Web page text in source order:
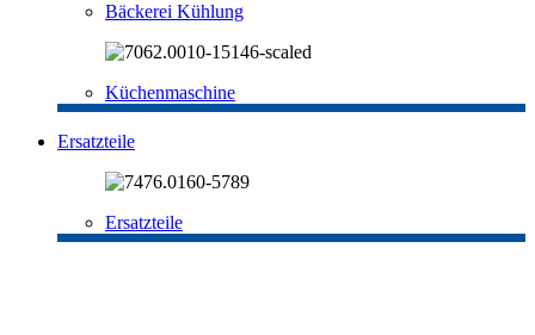
Bäckerei Kühlung
Küchenmaschine
Ersatzteile
Ersatzteile